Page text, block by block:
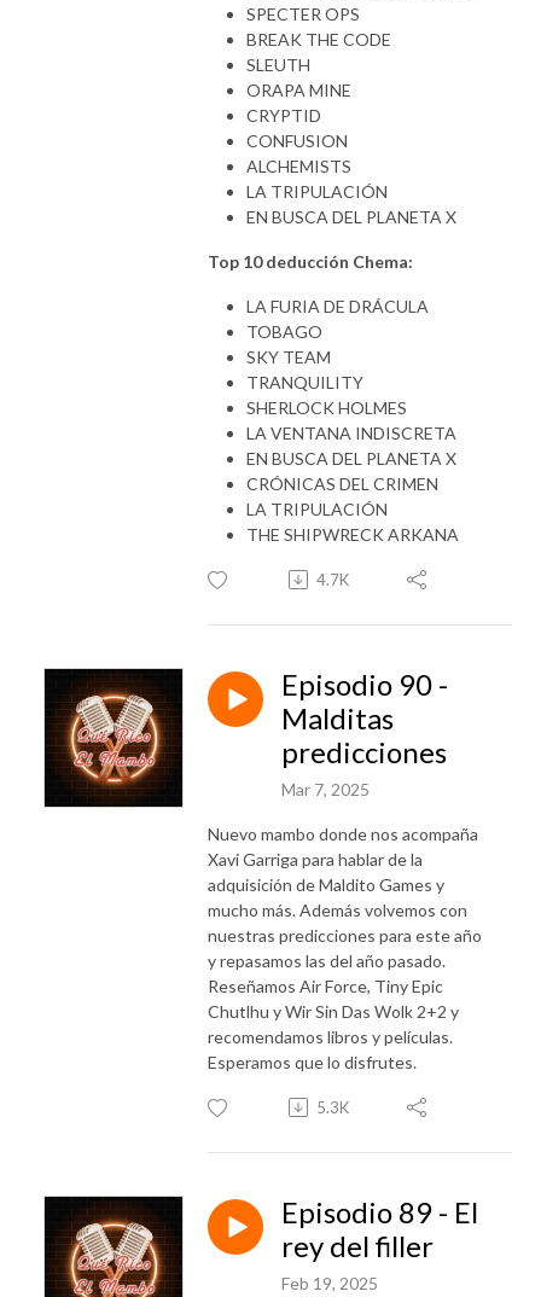
SPECTER OPS
BREAK THE CODE
SLEUTH
ORAPA MINE
CRYPTID
CONFUSION
ALCHEMISTS
LA TRIPULACIÓN
EN BUSCA DEL PLANETA X
Top 10 deducción Chema:
LA FURIA DE DRÁCULA
TOBAGO
SKY TEAM
TRANQUILITY
SHERLOCK HOLMES
LA VENTANA INDISCRETA
EN BUSCA DEL PLANETA X
CRÓNICAS DEL CRIMEN
LA TRIPULACIÓN
THE SHIPWRECK ARKANA
4.7K
Episodio 90 -
Malditas
predicciones
Mar 7, 2025
Nuevo mambo donde nos acompaña
Xavi Garriga para hablar de la
adquisición de Maldito Games y
mucho más. Además volvemos con
nuestras predicciones para este año
y repasamos las del año pasado.
Reseñamos Air Force, Tiny Epic
Chutlhu y Wir Sin Das Wolk 2+2 y
recomendamos libros y películas.
Esperamos que lo disfrutes.
5.3K
Episodio 89 - El
rey del filler
Feb 19, 2025